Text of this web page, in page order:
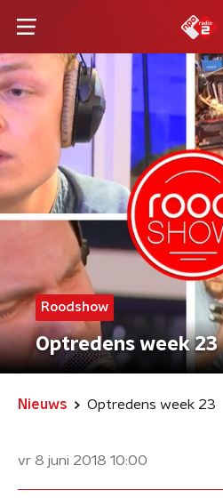
Roodshow
Optredens week 23
Nieuws Optredens week 23
vr 8 juni 2018 10:00